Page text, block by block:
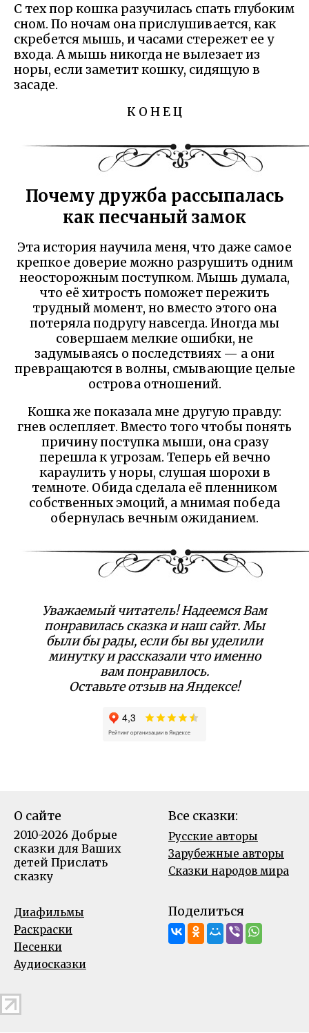
С тех пор кошка разучилась спать глубоким
сном. По ночам она прислушивается, как
скребется мышь, и часами стережет ее у
входа. А мышь никогда не вылезает из
норы, если заметит кошку, сидящую в
засаде.
К О Н Е Ц
Почему дружба рассыпалась
как песчаный замок
Эта история научила меня, что даже самое
крепкое доверие можно разрушить одним
неосторожным поступком. Мышь думала,
что её хитрость поможет пережить
трудный момент, но вместо этого она
потеряла подругу навсегда. Иногда мы
совершаем мелкие ошибки, не
задумываясь о последствиях — а они
превращаются в волны, смывающие целые
острова отношений.
Кошка же показала мне другую правду:
гнев ослепляет. Вместо того чтобы понять
причину поступка мыши, она сразу
перешла к угрозам. Теперь ей вечно
караулить у норы, слушая шорохи в
темноте. Обида сделала её пленником
собственных эмоций, а мнимая победа
обернулась вечным ожиданием.
Уважаемый читатель! Надеемся Вам
понравилась сказка и наш сайт. Мы
были бы рады, если бы вы уделили
минутку и рассказали что именно
вам понравилось.
Оставьте отзыв на Яндексе!
О сайте
2010-2026 Добрые
сказки для Ваших
детей Прислать
сказку
Все сказки:
Русские авторы
Зарубежные авторы
Сказки народов мира
Диафильмы
Раскраски
Песенки
Аудиосказки
Поделиться